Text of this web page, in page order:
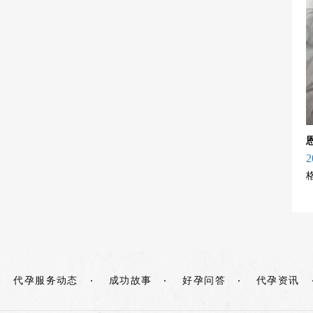
代孕服务动态 成功故事 好孕问答 代孕资讯